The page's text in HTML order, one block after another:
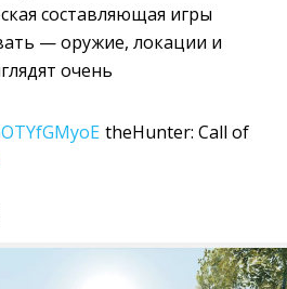
составляющая игры
— оружие, локации и
очень
theHunter: Call of